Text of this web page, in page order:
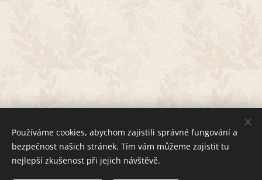
Používáme cookies, abychom zajistili správné fungování a
bezpečnost našich stránek. Tím vám můžeme zajistit tu
nejlepší zkušenost při jejich návštěvě.